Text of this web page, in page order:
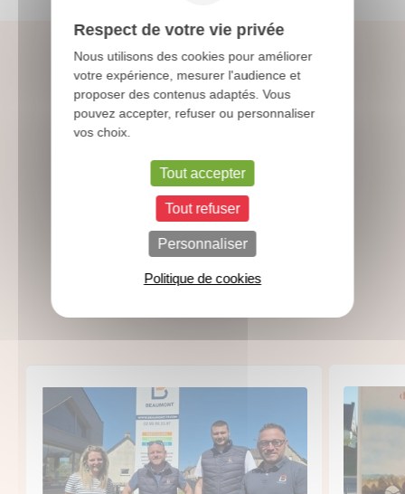
Suivez l’actualité de
Beaumont
Présence sur les salons, événements
sportifs, vie de l’entreprise... Retrouvez
nos dernières infos !
Toutes les actus
Respect de votre vie privée
Nous utilisons des cookies pour améliorer
votre expérience, mesurer l'audience et
proposer des contenus adaptés. Vous
pouvez accepter, refuser ou personnaliser
vos choix.
Tout accepter
Tout refuser
Personnaliser
Politique de cookies